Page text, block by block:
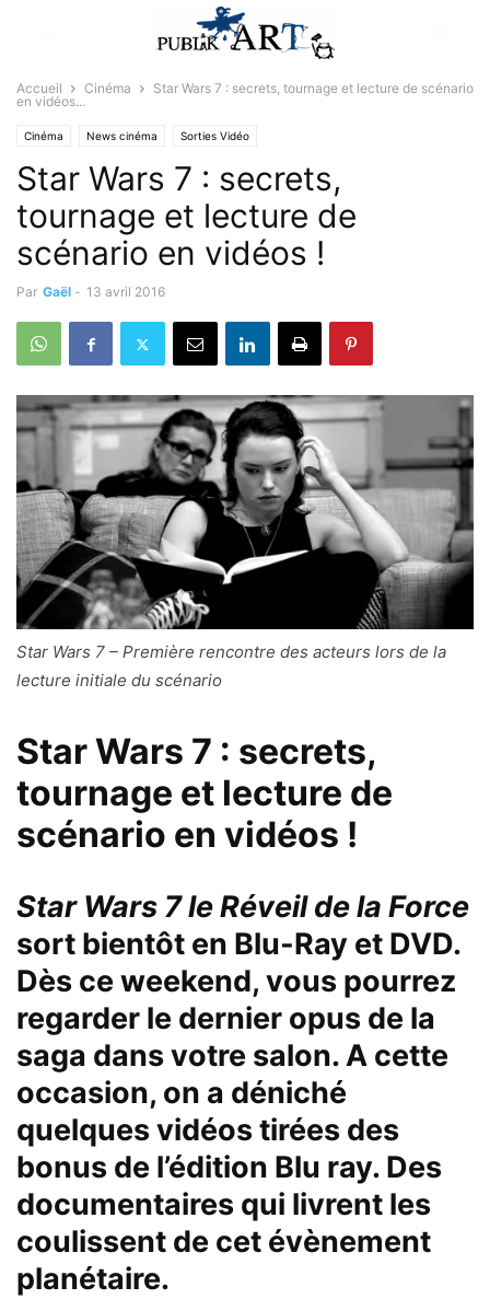
Accueil Cinéma
Star Wars 7 : secrets, tournage et lecture de scénario
en vidéos...
Cinéma News cinéma Sorties Vidéo
Star Wars 7 : secrets,
tournage et lecture de
scénario en vidéos !
Par Gaël - 13 avril 2016
Star Wars 7 – Première rencontre des acteurs lors de la
lecture initiale du scénario
Star Wars 7 : secrets,
tournage et lecture de
scénario en vidéos !
Star Wars 7 le Réveil de la Force
sort bientôt en Blu-Ray et DVD.
Dès ce weekend, vous pourrez
regarder le dernier opus de la
saga dans votre salon. A cette
occasion, on a déniché
quelques vidéos tirées des
bonus de l’édition Blu ray. Des
documentaires qui livrent les
coulissent de cet évènement
planétaire.